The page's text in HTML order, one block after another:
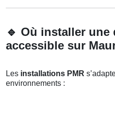
🔹 Où installer une
accessible sur
Les installations PMR
environnements :